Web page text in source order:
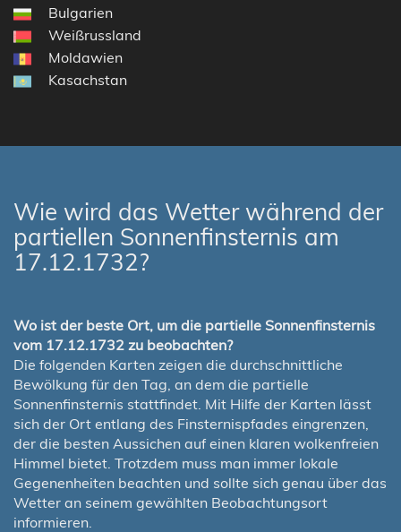
Bulgarien
Weißrussland
Moldawien
Kasachstan
Wie wird das Wetter während der
partiellen Sonnenfinsternis am
17.12.1732?
Wo ist der beste Ort, um die partielle Sonnenfinsternis
vom 17.12.1732 zu beobachten?
Die folgenden Karten zeigen die durchschnittliche
Bewölkung für den Tag, an dem die partielle
Sonnenfinsternis stattfindet. Mit Hilfe der Karten lässt
sich der Ort entlang des Finsternispfades eingrenzen,
der die besten Aussichen auf einen klaren wolkenfreien
Himmel bietet. Trotzdem muss man immer lokale
Gegenenheiten beachten und sollte sich genau über das
Wetter an seinem gewählten Beobachtungsort
informieren.